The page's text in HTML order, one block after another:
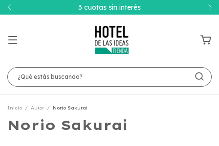
3 cuotas sin interés
Inicio / Autor / Norio Sakurai
Norio Sakurai